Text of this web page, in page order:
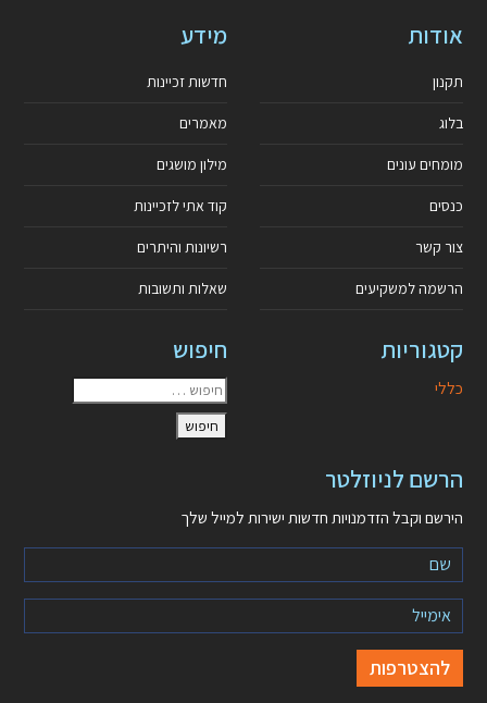
אודות
תקנון
בלוג
מומחים עונים
כנסים
צור קשר
הרשמה למשקיעים
מידע
חדשות זכיינות
מאמרים
מילון מושגים
קוד אתי לזכיינות
רשיונות והיתרים
שאלות ותשובות
קטגוריות
כללי
חיפוש
הרשם לניוזלטר
הירשם וקבל הזדמנויות חדשות ישירות למייל שלך